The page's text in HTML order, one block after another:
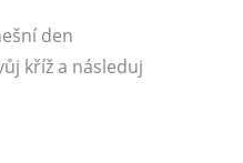
den
kříž a následuj